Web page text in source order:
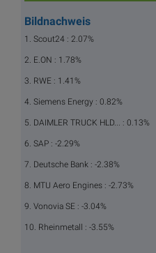
Bildnachweis
1. Scout24 : 2.07%
2. E.ON : 1.78%
3. RWE : 1.41%
4. Siemens Energy : 0.82%
5. DAIMLER TRUCK HLD... : 0.13%
6. SAP : -2.29%
7. Deutsche Bank : -2.38%
8. MTU Aero Engines : -2.73%
9. Vonovia SE : -3.04%
10. Rheinmetall : -3.55%